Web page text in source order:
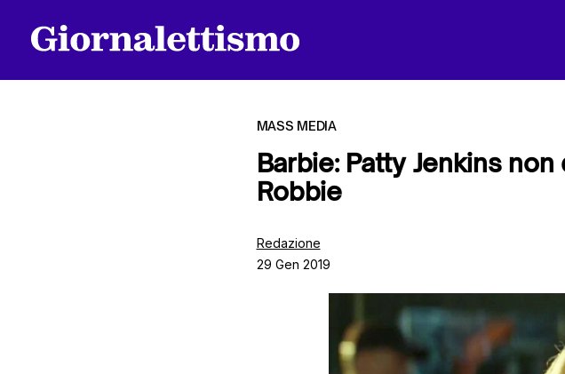
MASS MEDIA
Barbie: Patty Jenkins
Robbie
Redazione
29 Gen 2019